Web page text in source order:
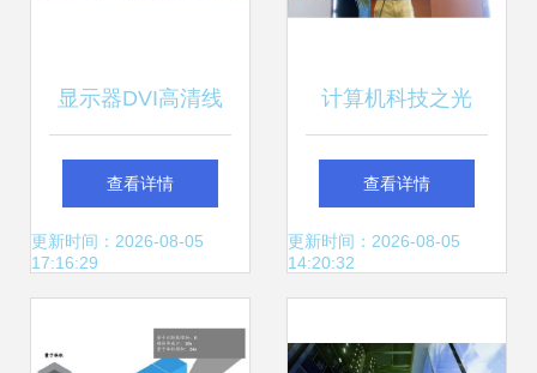
显示器DVI高清线
多少起批_福源荣
达_电脑_笔记本_
查看详情
更新时间：2026-08-05
17:16:29
计算机科技之光
——博研金融十班
深圳科技探索之旅
查看详情
更新时间：2026-08-05
14:20:32